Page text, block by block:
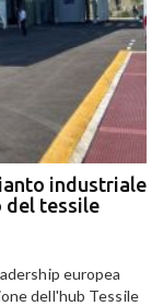
industriale
del tessile
europea
dell'hub Tessile